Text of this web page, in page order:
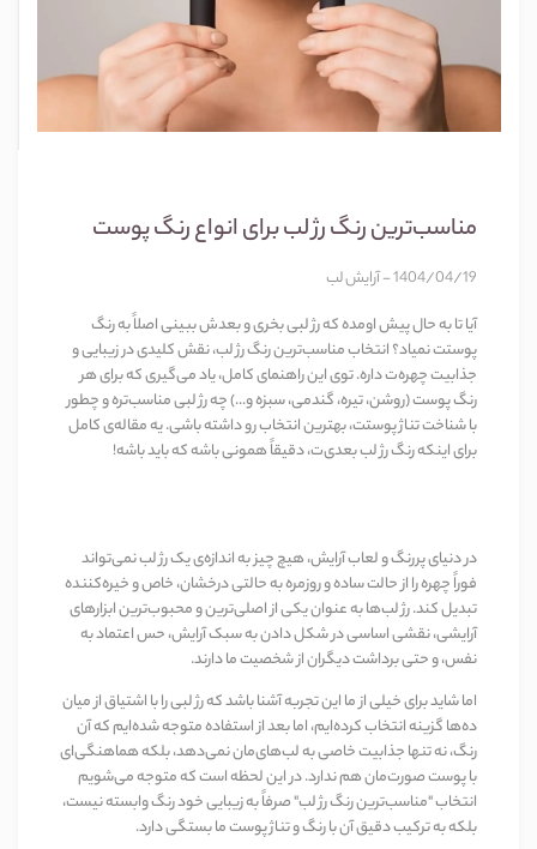
مناسب‌ترین رنگ رژ لب برای انواع رنگ پوست
1404/04/19 - آرایش لب
آیا تا به حال پیش اومده که رژ لبی بخری و بعدش ببینی اصلاً به رنگ
پوستت نمیاد؟ انتخاب مناسب‌ترین رنگ رژ لب، نقش کلیدی در زیبایی و
جذابیت چهره‌ت داره. توی این راهنمای کامل، یاد می‌گیری که برای هر
رنگ پوست (روشن، تیره، گندمی، سبزه و...) چه رژ لبی مناسب‌تره و چطور
با شناخت تناژ پوستت، بهترین انتخاب رو داشته باشی. یه مقاله‌ی کامل
برای اینکه رنگ رژ لب بعدی‌ت، دقیقاً همونی باشه که باید باشه!
در دنیای پررنگ و لعاب آرایش، هیچ چیز به اندازه‌ی یک رژ لب نمی‌تواند
فوراً چهره را از حالت ساده و روزمره به حالتی درخشان، خاص و خیره‌کننده
تبدیل کند. رژ لب‌ها به عنوان یکی از اصلی‌ترین و محبوب‌ترین ابزارهای
آرایشی، نقشی اساسی در شکل دادن به سبک آرایش، حس اعتماد به
نفس، و حتی برداشت دیگران از شخصیت ما دارند.
اما شاید برای خیلی از ما این تجربه آشنا باشد که رژ لبی را با اشتیاق از میان
ده‌ها گزینه انتخاب کرده‌ایم، اما بعد از استفاده متوجه شده‌ایم که آن
رنگ، نه تنها جذابیت خاصی به لب‌های‌مان نمی‌دهد، بلکه هماهنگی‌ای
با پوست صورت‌مان هم ندارد. در این لحظه است که متوجه می‌شویم
انتخاب "مناسب‌ترین رنگ رژ لب" صرفاً به زیبایی خود رنگ وابسته نیست،
بلکه به ترکیب دقیق آن با رنگ و تناژ پوست ما بستگی دارد.